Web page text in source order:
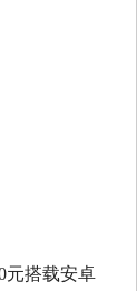
元搭载安卓